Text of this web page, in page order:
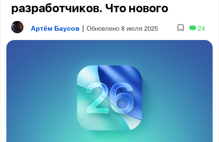
разработчиков. Что нового
Артём Баусов | Обновлено 8 июля 2025 24